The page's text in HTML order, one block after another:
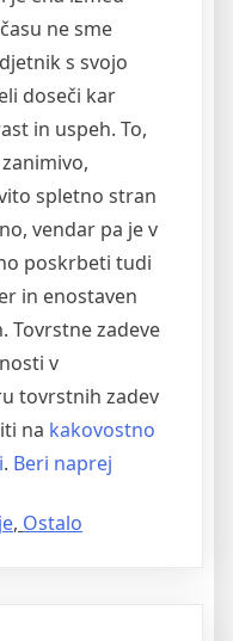
ne sme
s svojo
doseči kar
in uspeh. To,
spletno stran
vendar pa je v
poskrbeti tudi
in enostaven
Tovrstne zadeve
v
tovrstnih zadev
na kakovostno
. Beri naprej
, Ostalo